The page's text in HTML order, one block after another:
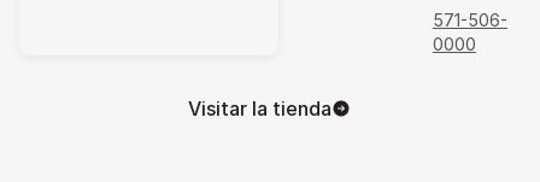
571-506-
0000
Visitar la tienda